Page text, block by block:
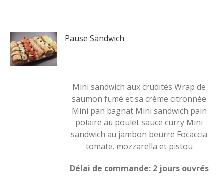
Pause Sandwich
Mini sandwich aux crudités Wrap de
saumon fumé et sa crème citronnée
Mini pan bagnat Mini sandwich pain
polaire au poulet sauce curry Mini
sandwich au jambon beurre Focaccia
tomate, mozzarella et pistou
Délai de commande: 2 jours ouvrés